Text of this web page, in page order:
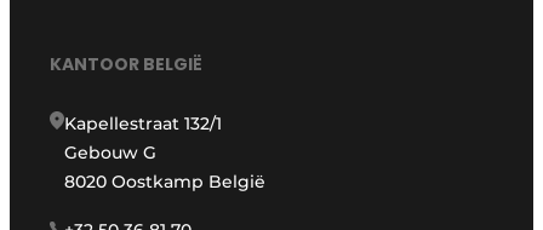
KANTOOR BELGIË
Kapellestraat 132/1
Gebouw G
8020 Oostkamp België